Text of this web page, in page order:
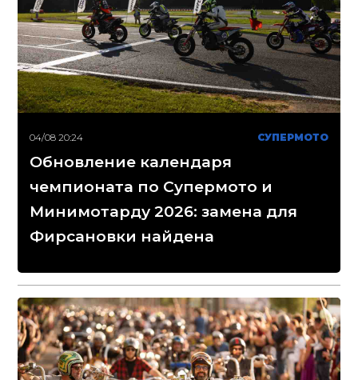
04/08 20:24 СУПЕРМОТО
Обновление календаря
чемпионата по Супермото и
Минимотарду 2026: замена для
Фирсановки найдена